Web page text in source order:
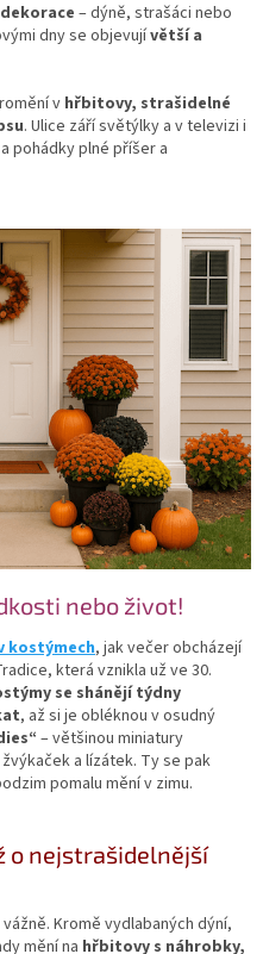
– dýně, strašáci nebo
dny se objevujívětší a
v hřbitovy, strašidelné
. Ulice září světýlky a v televizi i
pohádky plné příšer a
nebo život!
kostýmech, jak večer obcházejí
která vznikla už ve 30.
se shánějí týdny
, až si je obléknou v osudný
– většinou miniatury
a lízátek. Ty se pak
pomalu mění v zimu.
o nejstrašidelnější
Kromě vydlabaných dýní,
mění na hřbitovy s náhrobky,